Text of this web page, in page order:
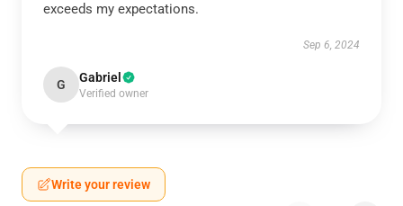
exceeds my expectations.
Sep 6, 2024
G Gabriel
Verified owner
Write your review